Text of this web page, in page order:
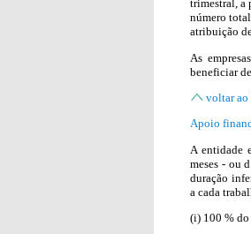
trimestral, a
número
atribuição
As
beneficiar
voltar
Apoio
A entidade
meses - ou
duração
a cada
(i) 100 % do